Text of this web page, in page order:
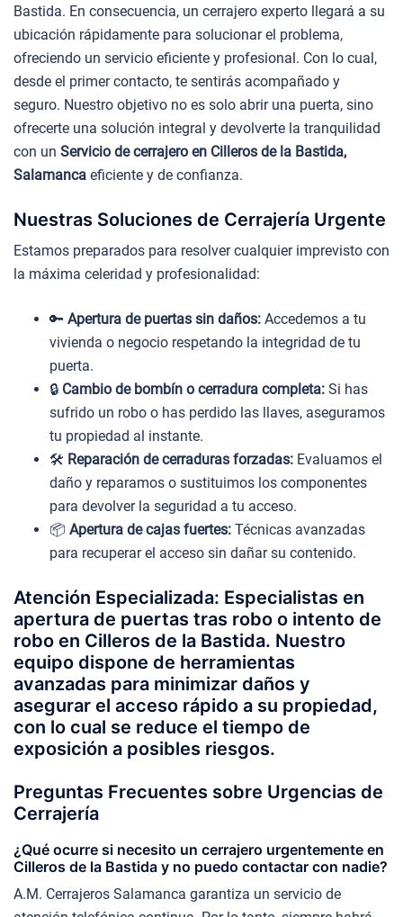
Bastida. En consecuencia, un cerrajero experto llegará a su
ubicación rápidamente para solucionar el problema,
ofreciendo un servicio eficiente y profesional. Con lo cual,
desde el primer contacto, te sentirás acompañado y
seguro. Nuestro objetivo no es solo abrir una puerta, sino
ofrecerte una solución integral y devolverte la tranquilidad
con un Servicio de cerrajero en Cilleros de la Bastida,
Salamanca eficiente y de confianza.
Nuestras Soluciones de Cerrajería Urgente
Estamos preparados para resolver cualquier imprevisto con
la máxima celeridad y profesionalidad:
🔑 Apertura de puertas sin daños: Accedemos a tu
vivienda o negocio respetando la integridad de tu
puerta.
🔒 Cambio de bombín o cerradura completa: Si has
sufrido un robo o has perdido las llaves, aseguramos
tu propiedad al instante.
🛠️ Reparación de cerraduras forzadas: Evaluamos el
daño y reparamos o sustituimos los componentes
para devolver la seguridad a tu acceso.
📦 Apertura de cajas fuertes: Técnicas avanzadas
para recuperar el acceso sin dañar su contenido.
Atención Especializada: Especialistas en
apertura de puertas tras robo o intento de
robo en Cilleros de la Bastida. Nuestro
equipo dispone de herramientas
avanzadas para minimizar daños y
asegurar el acceso rápido a su propiedad,
con lo cual se reduce el tiempo de
exposición a posibles riesgos.
Preguntas Frecuentes sobre Urgencias de
Cerrajería
¿Qué ocurre si necesito un cerrajero urgentemente en
Cilleros de la Bastida y no puedo contactar con nadie?
A.M. Cerrajeros Salamanca garantiza un servicio de